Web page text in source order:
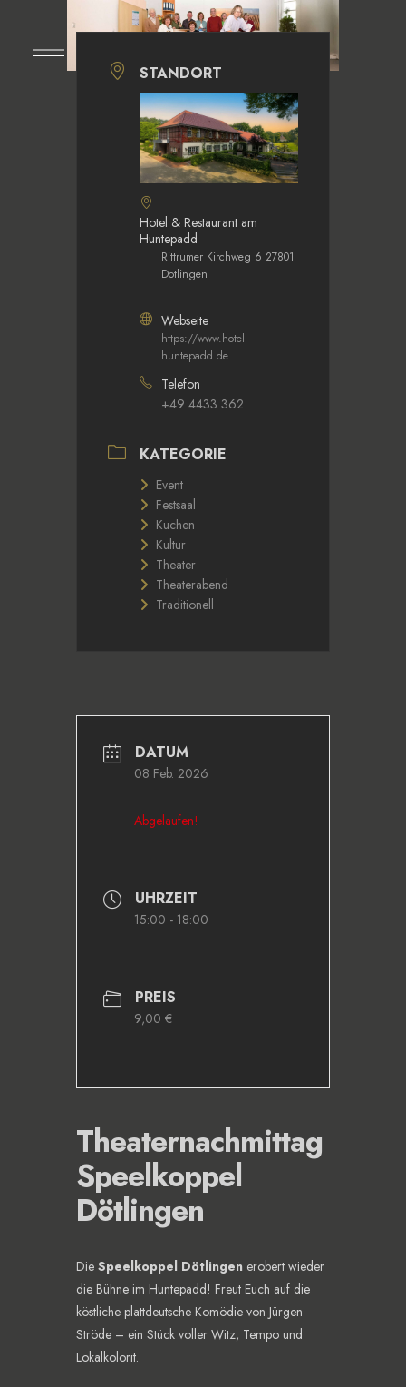
STANDORT
Hotel & Restaurant am
Huntepadd
Rittrumer Kirchweg 6 27801
Dötlingen
Webseite
https://www.hotel-
huntepadd.de
Telefon
+49 4433 362
KATEGORIE
Event
Festsaal
Kuchen
Kultur
Theater
Theaterabend
Traditionell
DATUM
08 Feb. 2026
Abgelaufen!
UHRZEIT
15:00 - 18:00
PREIS
9,00 €
Theaternachmittag
Speelkoppel
Dötlingen
Die Speelkoppel Dötlingen erobert wieder
die Bühne im Huntepadd! Freut Euch auf die
köstliche plattdeutsche Komödie von Jürgen
Ströde – ein Stück voller Witz, Tempo und
Lokalkolorit.